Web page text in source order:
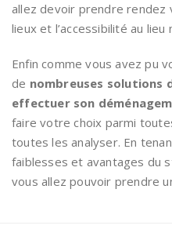
allez devoir prendre rendez
lieux et l’accessibilité au lieu
Enfin comme vous avez pu
de nombreuses solutions
effectuer son
faire votre choix parmi
toutes les analyser. En
faiblesses et avantages du
vous allez pouvoir prendre